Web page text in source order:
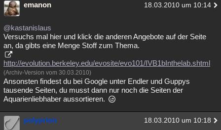
Übersichten
Besucht Teilgenommen
Lesenswert Schlüsselwörter
emanon 18.03.2010 um 10:14
@kastanislaus
Versuchs mal hier und klick die anderen Angebote auf der Seite
an, da gibts eine Menge Stoff zum Thema.
http://evolution.berkeley.edu/evosite/evo101/IVB1bInthelab.shtml
(Archiv-Version vom 30.03.2010)
Ansonsten findest du bei Google unter Endler und Guppys
tausende Seiten, du musst dann nur noch die Seiten der
Aquarienliebhaber aussortieren.
polyprion 18.03.2010 um 10:18